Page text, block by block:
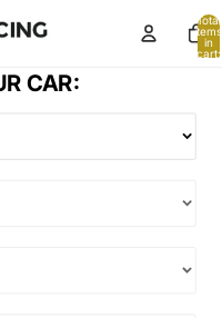
Total
items
in
cart:
CAR: